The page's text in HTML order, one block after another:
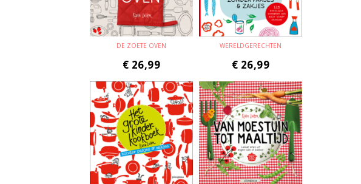
DE ZOETE OVEN
€ 26,99
WERELDGERECHTEN
€ 26,99